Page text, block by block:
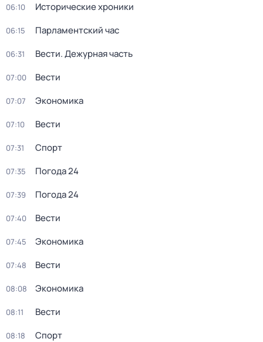
06:10 Исторические хроники
06:15 Парламентский час
06:31 Вести. Дежурная часть
07:00 Вести
07:07 Экономика
07:10 Вести
07:31 Спорт
07:35 Погода 24
07:39 Погода 24
07:40 Вести
07:45 Экономика
07:48 Вести
08:08 Экономика
08:11 Вести
08:18 Спорт